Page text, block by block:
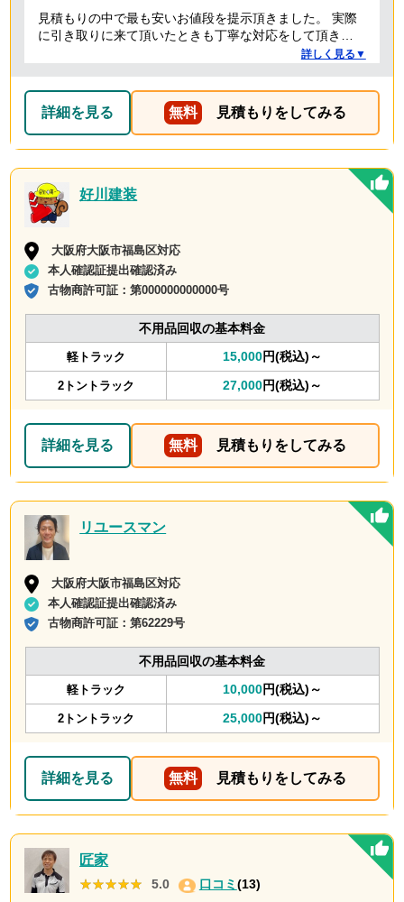
見積もりの中で最も安いお値段を提示頂きました。 実際
に引き取りに来て頂いたときも丁寧な対応をして頂き、
詳しく見る▼
詳細を見る 無料 見積もりをしてみる
好川建装
大阪府大阪市福島区対応
本人確認証提出確認済み
古物商許可証：第000000000000号
不用品回収の基本料金
軽トラック 15,000円(税込)～
2トントラック 27,000円(税込)～
詳細を見る 無料 見積もりをしてみる
リユースマン
大阪府大阪市福島区対応
本人確認証提出確認済み
古物商許可証：第62229号
不用品回収の基本料金
軽トラック 10,000円(税込)～
2トントラック 25,000円(税込)～
詳細を見る 無料 見積もりをしてみる
匠家
★★★★★
★★★★★ 5.0 口コミ(13)